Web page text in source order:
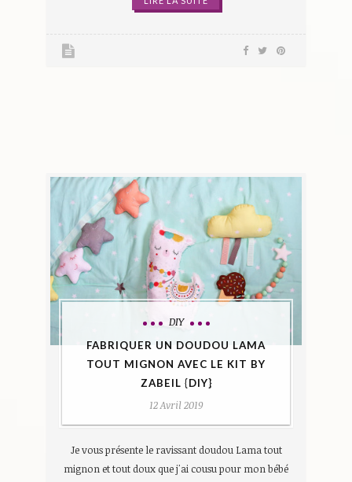
DIY
FABRIQUER UN DOUDOU LAMA
TOUT MIGNON AVEC LE KIT BY
ZABEIL {DIY}
12 Avril 2019
Je vous présente le ravissant doudou Lama tout
mignon et tout doux que j'ai cousu pour mon bébé